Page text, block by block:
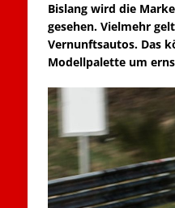
Bislang wird die
gesehen. Vielmehr
Vernunftsautos. Das
Modellpalette um